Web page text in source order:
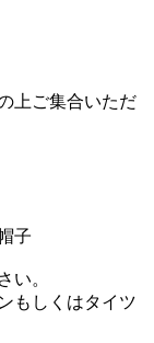
上ご集合いただ
子
い。
もしくはタイツ